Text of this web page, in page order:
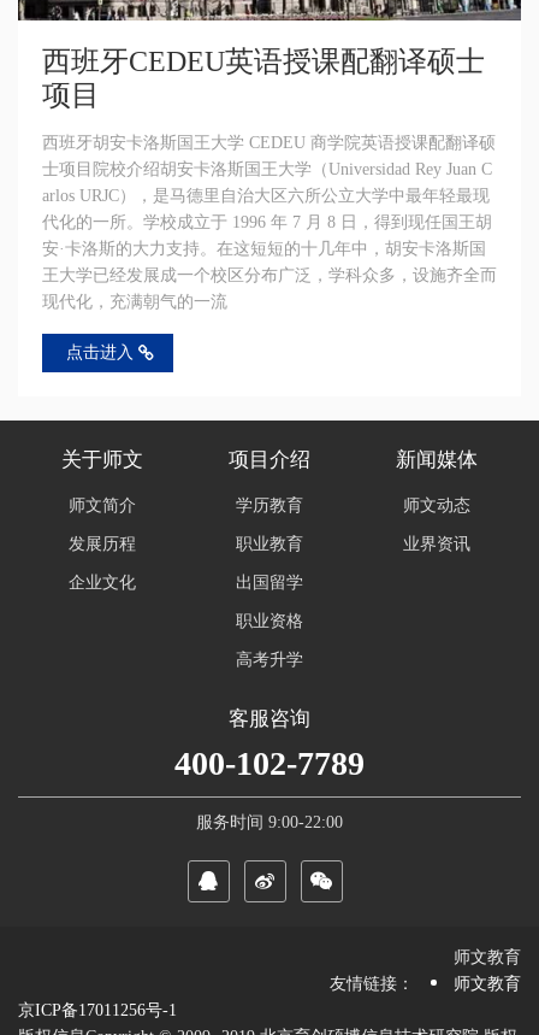
西班牙CEDEU英语授课配翻译硕士
项目
西班牙胡安卡洛斯国王大学 CEDEU 商学院英语授课配翻译硕
士项目院校介绍胡安卡洛斯国王大学（Universidad Rey Juan C
arlos URJC），是马德里自治大区六所公立大学中最年轻最现
代化的一所。学校成立于 1996 年 7 月 8 日，得到现任国王胡
安·卡洛斯的大力支持。在这短短的十几年中，胡安卡洛斯国
王大学已经发展成一个校区分布广泛，学科众多，设施齐全而
现代化，充满朝气的一流
点击进入
关于师文
师文简介
发展历程
企业文化
项目介绍
学历教育
职业教育
出国留学
职业资格
高考升学
新闻媒体
师文动态
业界资讯
客服咨询
400-102-7789
服务时间 9:00-22:00
师文教育
友情链接：
师文教育
京ICP备17011256号-1